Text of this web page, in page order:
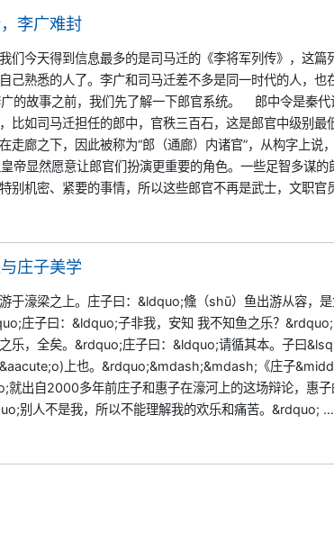
李广难封
们今天得到信息最多的是司马迁的《李将军列传》，这
己熟悉的人了。李广和司马迁差不多是同一时代的人，
的故事之前，我们先了解一下郎官系统。 郎中令是秦代
比如司马迁担任的郎中，官秩三百石，这是郎官中级别
走廊之下，因此被称为“郎（通廊）内诸官”，从构字上说
帝显然愿意让郎官们扮演更重要的角色。一些足智多谋的
别机密、紧要的事情，所以这些郎官不再是武士，文职
庄子美学
于濠梁之上。庄子曰：&ldquo;儵（shū）鱼出游从容，
庄子曰：&ldquo;子非我，安知 我不知鱼之乐？
乐，全矣。&rdquo;庄子曰：&ldquo;请循其本。子曰
上也。&rdquo;&mdash;&mdash;《庄子
就出自2000多年前庄子和惠子在濠河上的这场辩论，惠
别人不是我，所以不能理解我的欢乐和痛苦。&rdquo; …